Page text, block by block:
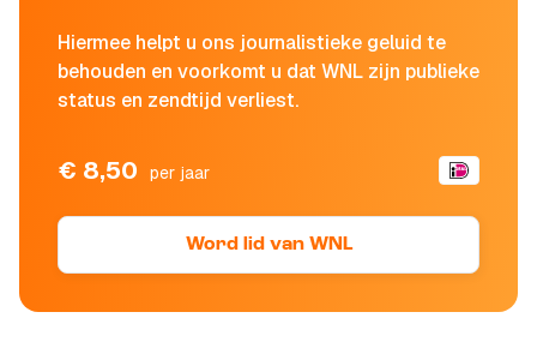
Hiermee helpt u ons journalistieke geluid te
behouden en voorkomt u dat WNL zijn publieke
status en zendtijd verliest.
€ 8,50 per jaar
Word lid van WNL